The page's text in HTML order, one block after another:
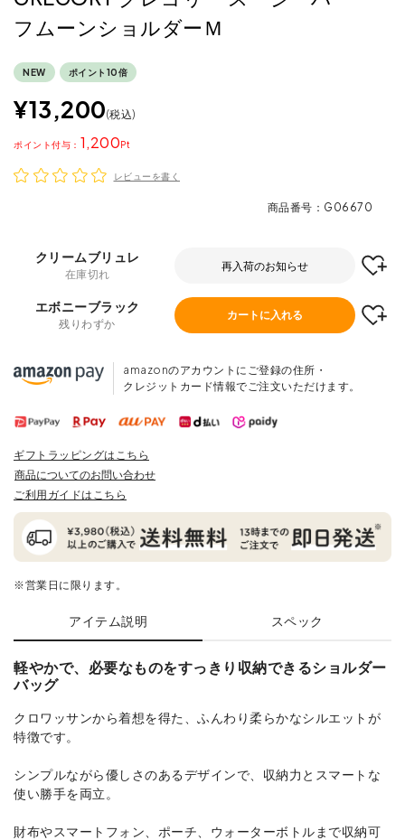
フムーンショルダーＭ
NEW ポイント10倍
¥13,200 税込
1,200
ポイント
レビューを書く
商品番号 G06670
クリームブリュレ
在庫切れ
再入荷のお知らせ
エボニーブラック
残りわずか
カートに入れる
amazonのアカウントにご登録の住所・
クレジットカード情報でご注文いただけます。
ギフトラッピングはこちら
商品についてのお問い合わせ
ご利用ガイドはこちら
※営業日に限ります。
アイテム説明 スペック
軽やかで、必要なものをすっきり収納できるショルダー
バッグ
クロワッサンから着想を得た、ふんわり柔らかなシルエットが
特徴です。
シンプルながら優しさのあるデザインで、収納力とスマートな
使い勝手を両立。
財布やスマートフォン、ポーチ、ウォーターボトルまで収納可